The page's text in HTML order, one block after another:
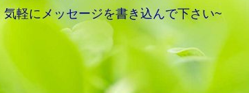
軽にメッセージを書き込んで下さい~